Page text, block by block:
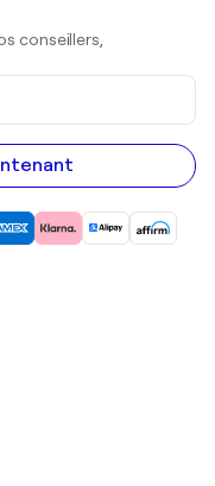
conseillers,